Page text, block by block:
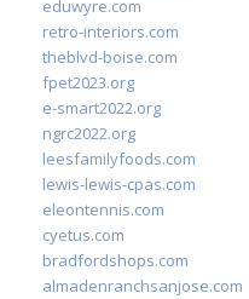
eduwyre.com
retro-interiors.com
theblvd-boise.com
fpet2023.org
e-smart2022.org
ngrc2022.org
leesfamilyfoods.com
lewis-lewis-cpas.com
eleontennis.com
cyetus.com
bradfordshops.com
almadenranchsanjose.com